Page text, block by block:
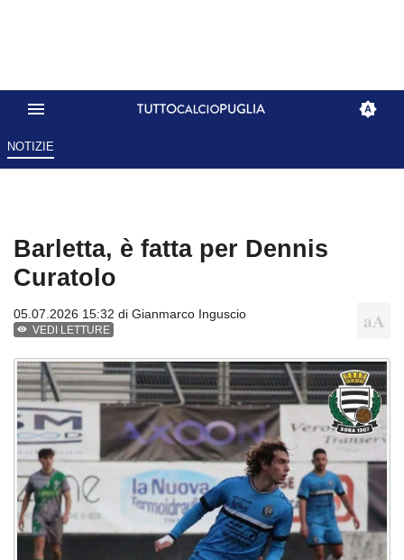
NOTIZIE
Barletta, è fatta per Dennis
Curatolo
05.07.2026 15:32 di Gianmarco Inguscio
VEDI LETTURE